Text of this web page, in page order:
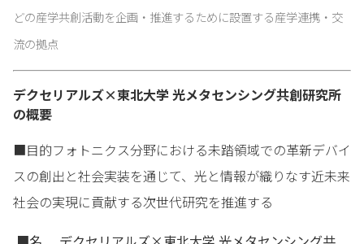
どの産学共創活動を企画・推進するために設置する産学連携・交
流の拠点
デクセリアルズ×東北大学 光メタセンシング共創研究所
の概要
■目的フォトニクス分野における未踏領域での革新デバイ
スの創出と社会実装を通じて、光と情報が織りなす近未来
社会の実現に貢献する次世代研究を推進する